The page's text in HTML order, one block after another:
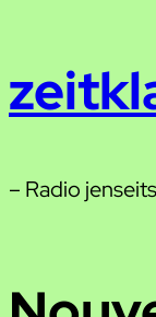
springen
– Radio